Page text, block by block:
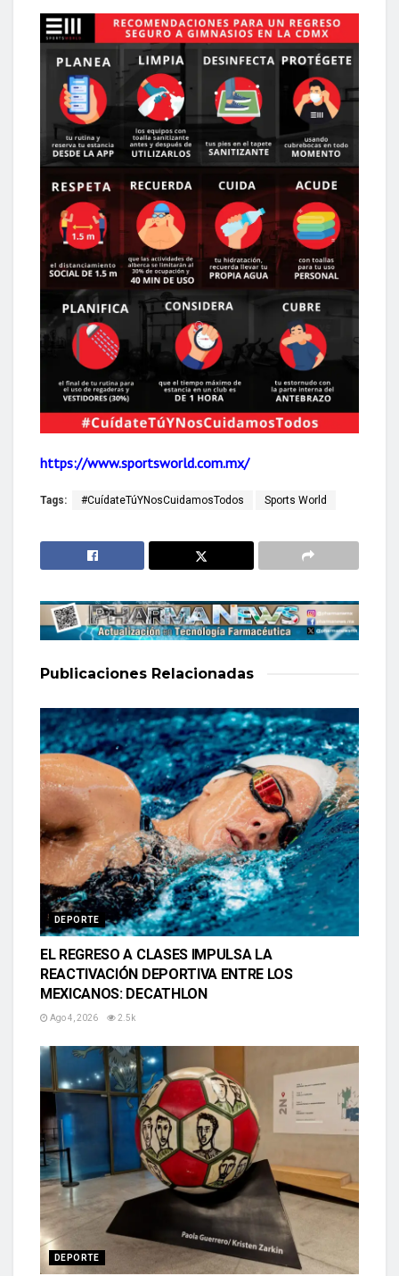
https://www.sportsworld.com.mx/
Tags: #CuídateTúYNosCuidamosTodos Sports World
Publicaciones Relacionadas
DEPORTE
EL REGRESO A CLASES IMPULSA LA
REACTIVACIÓN DEPORTIVA ENTRE LOS
MEXICANOS: DECATHLON
Ago 4, 2026 2.5k
DEPORTE